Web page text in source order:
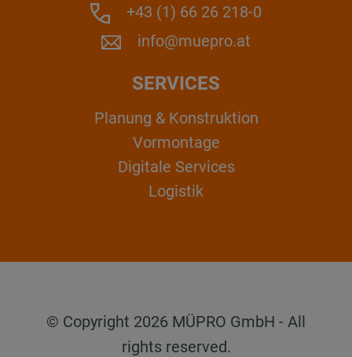
+43 (1) 66 26 218-0
info@muepro.at
SERVICES
Planung & Konstruktion
Vormontage
Digitale Services
Logistik
© Copyright 2026 MÜPRO GmbH - All
rights reserved.